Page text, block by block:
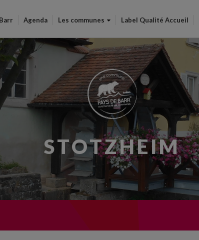
principal
Agenda Les communes Label Qualité Accueil
STOTZHEIM